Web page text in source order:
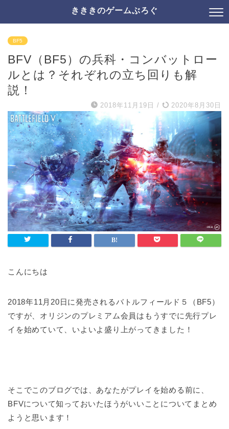
きききのゲームぶろぐ
BF5
BFV（BF5）の兵科・コンバットロー
ルとは？それぞれの立ち回りも解
説！
2018年11月19日 / 2020年8月30日
こんにちは
2018年11月20日に発売されるバトルフィールド５（BF5）
ですが、オリジンのプレミアム会員はもうすでに先行プレ
イを始めていて、いよいよ盛り上がってきました！
そこでこのブログでは、あなたがプレイを始める前に、
BFVについて知っておいたほうがいいことについてまとめ
ようと思います！